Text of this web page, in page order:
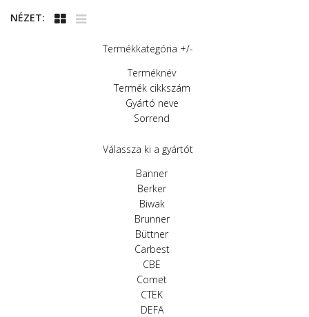
NÉZET:
Termékkategória +/-
Terméknév
Termék cikkszám
Gyártó neve
Sorrend
Válassza ki a gyártót
Banner
Berker
Biwak
Brunner
Büttner
Carbest
CBE
Comet
CTEK
DEFA